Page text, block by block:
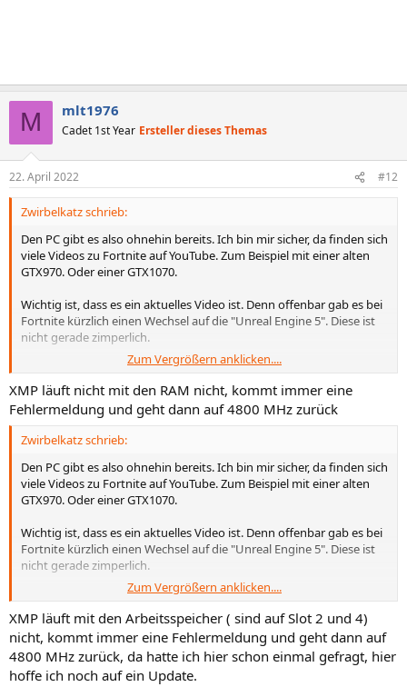
M mlt1976
Cadet 1st Year Ersteller dieses Themas
22. April 2022 #12
Zwirbelkatz schrieb:
Den PC gibt es also ohnehin bereits. Ich bin mir sicher, da finden sich
viele Videos zu Fortnite auf YouTube. Zum Beispiel mit einer alten
GTX970. Oder einer GTX1070.
Wichtig ist, dass es ein aktuelles Video ist. Denn offenbar gab es bei
Fortnite kürzlich einen Wechsel auf die "Unreal Engine 5". Diese ist
nicht gerade zimperlich.
https://www.pcgameshardware.de/Unreal-Engine-Software-
239301/News/UE5-Release-1389857/
Die Settings hast du aber ganz niedrig gedreht?
Der Ram ist auf Slot 2 und 4?
XMP ist aktiv?
Zum Vergrößern anklicken....
XMP läuft nicht mit den RAM nicht, kommt immer eine
Fehlermeldung und geht dann auf 4800 MHz zurück
Zwirbelkatz schrieb:
Den PC gibt es also ohnehin bereits. Ich bin mir sicher, da finden sich
viele Videos zu Fortnite auf YouTube. Zum Beispiel mit einer alten
GTX970. Oder einer GTX1070.
Wichtig ist, dass es ein aktuelles Video ist. Denn offenbar gab es bei
Fortnite kürzlich einen Wechsel auf die "Unreal Engine 5". Diese ist
nicht gerade zimperlich.
https://www.pcgameshardware.de/Unreal-Engine-Software-
239301/News/UE5-Release-1389857/
Die Settings hast du aber ganz niedrig gedreht?
Zum Vergrößern anklicken....
XMP läuft mit den Arbeitsspeicher ( sind auf Slot 2 und 4)
nicht, kommt immer eine Fehlermeldung und geht dann auf
4800 MHz zurück, da hatte ich hier schon einmal gefragt, hier
hoffe ich noch auf ein Update.